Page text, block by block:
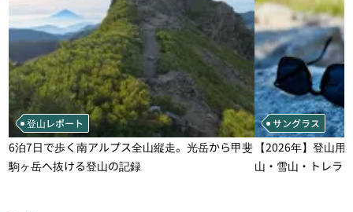
登山レポート
6泊7日で歩く南アルプス全山縦走。光岳から甲斐
駒ヶ岳へ抜ける登山の記録
サングラス
【2026年】登山
山・雪山・トレラ